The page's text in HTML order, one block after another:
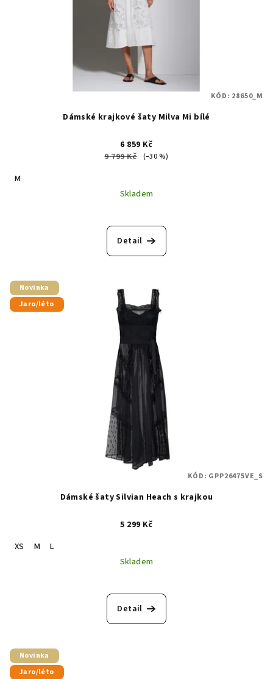
Dámské krajkové šaty Milva Mi bílé
6 859 Kč
9 799 Kč
(–30 %)
M
Skladem
Detail
KÓD: 28650_M
Novinka
Jaro/léto
Dámské šaty Silvian Heach s krajkou
5 299 Kč
XS
M
L
Skladem
Detail
KÓD: GPP26475VE_S
Novinka
Jaro/léto